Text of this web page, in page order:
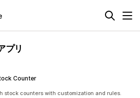
プリ
Counter
stock counters with customization and rules.